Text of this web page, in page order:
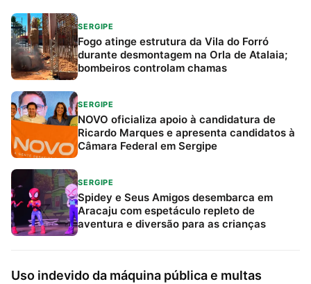
SERGIPE
Fogo atinge estrutura da Vila do Forró
durante desmontagem na Orla de Atalaia;
bombeiros controlam chamas
SERGIPE
NOVO oficializa apoio à candidatura de
Ricardo Marques e apresenta candidatos à
Câmara Federal em Sergipe
SERGIPE
Spidey e Seus Amigos desembarca em
Aracaju com espetáculo repleto de
aventura e diversão para as crianças
Uso indevido da máquina pública e multas